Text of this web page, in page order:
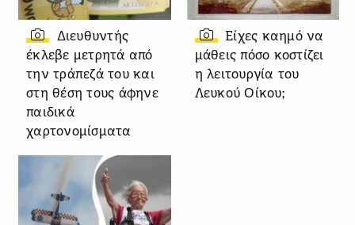
Διευθυντής
έκλεβε μετρητά από
την τράπεζά του και
στη θέση τους άφηνε
παιδικά
χαρτονομίσματα
Είχες καημό να
μάθεις πόσο κοστίζει
η λειτουργία του
Λευκού Οίκου;